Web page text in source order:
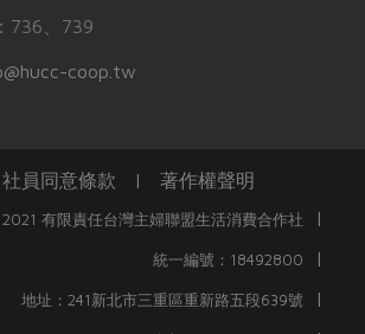
736、739
coop.tw
社員同意條款 | 著作權聲明
有限責任台灣主婦聯盟生活消費合作社 |
統一編號：18492800 |
地址：241新北市三重區重新路五段639號 |